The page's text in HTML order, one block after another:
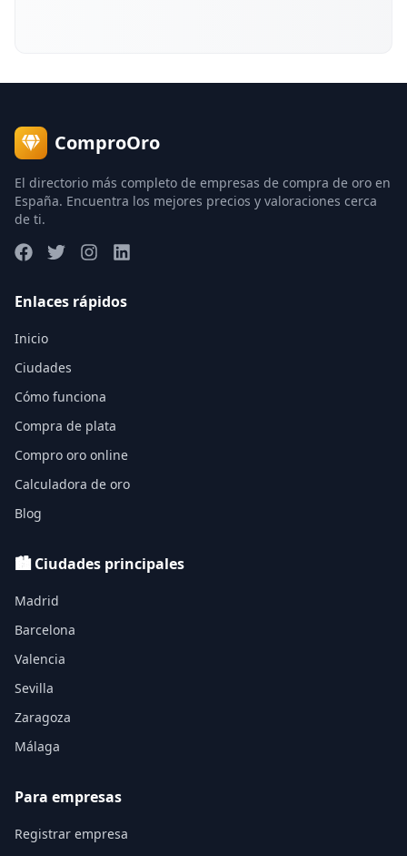
ComproOro
El directorio más completo de empresas de compra de oro en
España. Encuentra los mejores precios y valoraciones cerca
de ti.
Enlaces rápidos
Inicio
Ciudades
Cómo funciona
Compra de plata
Compro oro online
Calculadora de oro
Blog
🏙️ Ciudades principales
Madrid
Barcelona
Valencia
Sevilla
Zaragoza
Málaga
Para empresas
Registrar empresa